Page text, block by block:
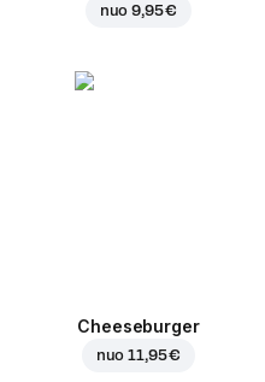
nuo9,95 €
Cheeseburger
nuo11,95 €